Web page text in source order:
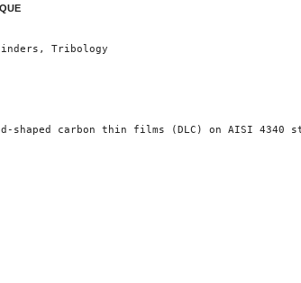
Tribology
shaped carbon thin films (DLC) on AISI